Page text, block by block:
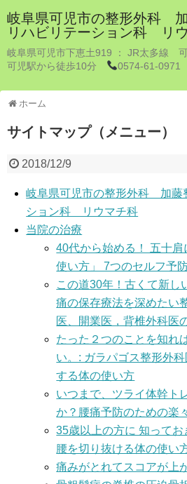
岐阜県可児市の整形外科
リハビリテーション科 リ
岐阜県可児市下恵土919 ： JR太多線
可児駅から徒歩10分
0574-61-0971
ホーム
サイトマップ（メニュー）
2018/12/9
岐阜県可児市の整形外科 加
ション科 リウマチ科
当院の治療
40代から始める！ 五十
使い方」 7つのセルフ予
この道30年！古くて新し
痛の保存療法を深めたい
医、開業医，背椎外科医
たった２つのことを知れ
い。: ガラパゴス整形外
する体の使い方
いつまで、ツライ体幹ト
か？腰痛予防のための楽
35歳以上の方に 知って
腰を切り抜ける体の使い
痛みがとれてスコアが上